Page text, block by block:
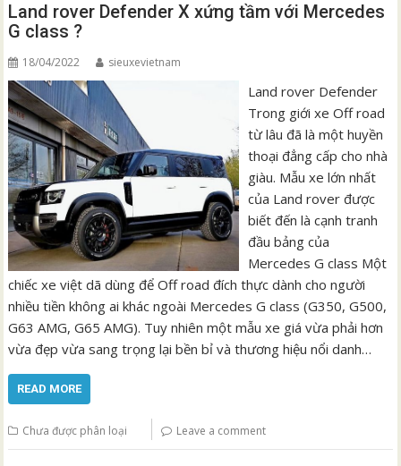
Land rover Defender X xứng tầm với Mercedes
G class ?
18/04/2022 sieuxevietnam
Land rover Defender
Trong giới xe Off road
từ lâu đã là một huyền
thoại đẳng cấp cho nhà
giàu. Mẫu xe lớn nhất
của Land rover được
biết đến là cạnh tranh
đầu bảng của
Mercedes G class Một
chiếc xe việt dã dùng để Off road đích thực dành cho người
nhiều tiền không ai khác ngoài Mercedes G class (G350, G500,
G63 AMG, G65 AMG). Tuy nhiên một mẫu xe giá vừa phải hơn
vừa đẹp vừa sang trọng lại bền bỉ và thương hiệu nổi danh…
READ MORE
Chưa được phân loại Leave a comment